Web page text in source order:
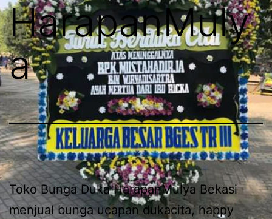
HarapanMuly
a
Toko Bunga Duka HarapanMulya Bekasi
menjual bunga ucapan dukacita, happy